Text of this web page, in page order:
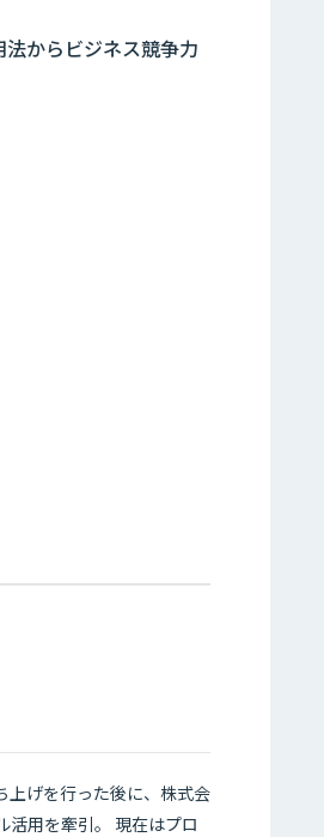
からビジネス競争力
げを行った後に、株式会
活用を牽引。 現在はプロ